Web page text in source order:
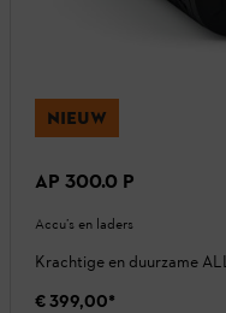
NIEUW
AP 300.0 P
Accu’s en laders
Krachtige en duurzame
€ 399,00*